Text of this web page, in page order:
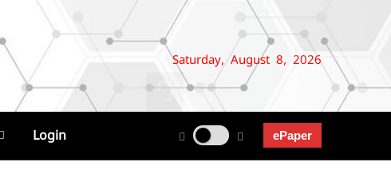
Saturday, August 8, 2026
Login ePaper